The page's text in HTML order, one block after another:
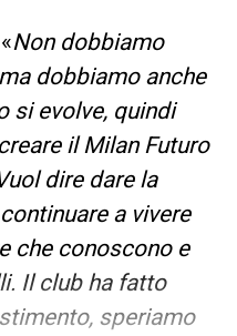
Non dobbiamo
dobbiamo anche
si evolve, quindi
il Milan Futuro
dire dare la
a vivere
che conoscono e
Il club ha fatto
speriamo